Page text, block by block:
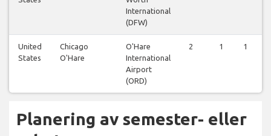
International
(DFW)
United
States
Chicago
O'Hare
O'Hare
International
Airport
(ORD)
2 1 1
Planering av semester- eller